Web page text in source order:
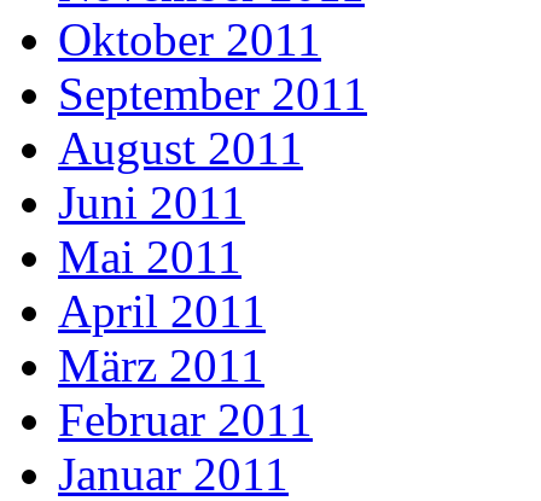
Oktober 2011
September 2011
August 2011
Juni 2011
Mai 2011
April 2011
März 2011
Februar 2011
Januar 2011